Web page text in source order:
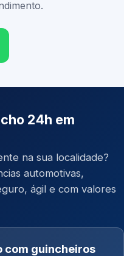
24h em
na sua localidade?
automotivas,
ágil e com valores
com guincheiros